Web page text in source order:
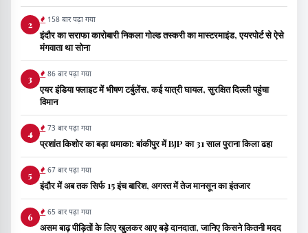
2 158 बार पढ़ा गया
इंदौर का सराफा कारोबारी निकला गोल्ड तस्करी का मास्टरमाइंड, एयरपोर्ट से ऐसे
मंगवाता था सोना
3 86 बार पढ़ा गया
एयर इंडिया फ्लाइट में भीषण टर्बुलेंस, कई यात्री घायल, सुरक्षित दिल्ली पहुंचा
विमान
4 73 बार पढ़ा गया
प्रशांत किशोर का बड़ा धमाका: बांकीपुर में BJP का 31 साल पुराना किला ढहा
5 67 बार पढ़ा गया
इंदौर में अब तक सिर्फ 15 इंच बारिश, अगस्त में तेज मानसून का इंतजार
6 65 बार पढ़ा गया
असम बाढ़ पीड़ितों के लिए खुलकर आए बड़े दानदाता, जानिए किसने कितनी मदद